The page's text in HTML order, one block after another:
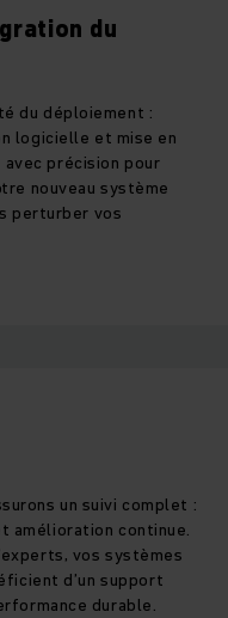
du
du déploiement :
logicielle et mise en
précision pour
nouveau système
perturber vos
un suivi complet :
amélioration continue.
vos systèmes
d’un support
durable.